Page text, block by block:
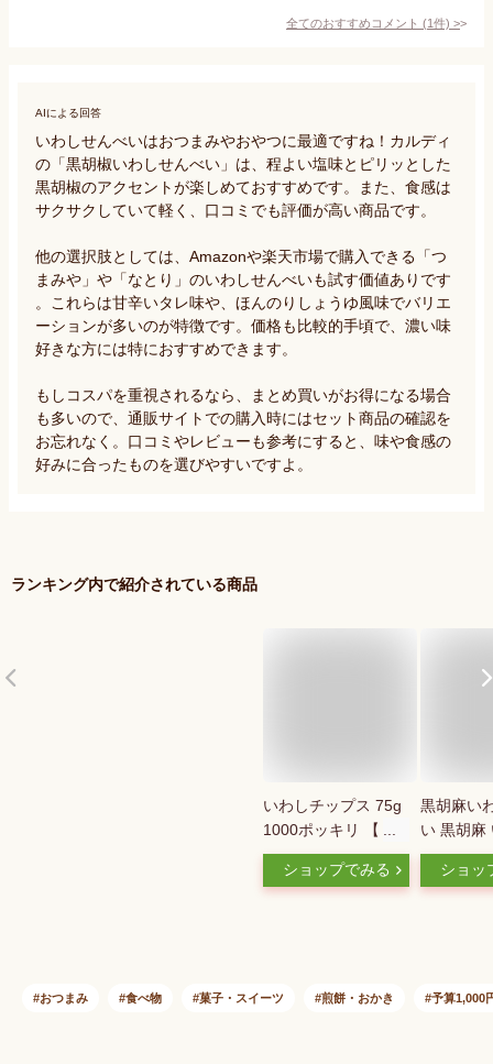
全てのおすすめコメント (1件) >
AIによる回答
いわしせんべいはおつまみやおやつに最適ですね！カルディ
の「黒胡椒いわしせんべい」は、程よい塩味とピリッとした
黒胡椒のアクセントが楽しめておすすめです。また、食感は
サクサクしていて軽く、口コミでも評価が高い商品です。
他の選択肢としては、Amazonや楽天市場で購入できる「つ
まみや」や「なとり」のいわしせんべいも試す価値ありです
。これらは甘辛いタレ味や、ほんのりしょうゆ風味でバリエ
ーションが多いのが特徴です。価格も比較的手頃で、濃い味
好きな方には特におすすめできます。
もしコスパを重視されるなら、まとめ買いがお得になる場合
も多いので、通販サイトでの購入時にはセット商品の確認を
お忘れなく。口コミやレビューも参考にすると、味や食感の
好みに合ったものを選びやすいですよ。
ランキング内で紹介されている商品
いわしチップス 75g
1000ポッキリ 【 ゆ
うパケ送料無料 】お
つまみ サクサクいわ
し ポイント消化
ショップでみる
黒胡麻い
い 黒胡麻
んべい 国
し 栄養
ショッ
おつまみ 食べ物 菓子・スイーツ 煎餅・おかき 予算1,000